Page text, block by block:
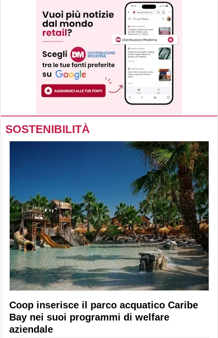
SOSTENIBILITÀ
Coop inserisce il parco acquatico Caribe
Bay nei suoi programmi di welfare
aziendale